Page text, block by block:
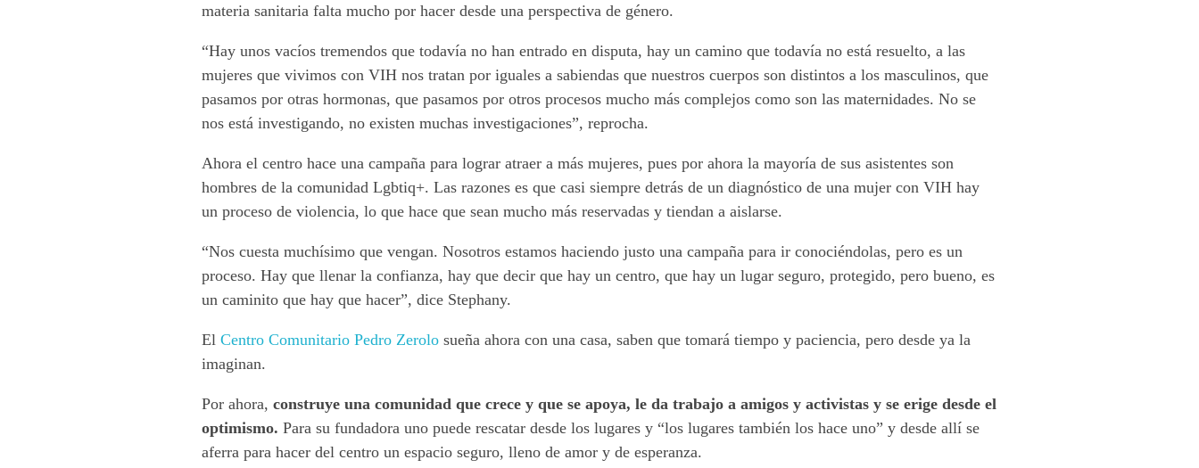
materia sanitaria falta mucho por hacer desde una perspectiva de género.
“Hay unos vacíos tremendos que todavía no han entrado en disputa, hay un camino que todavía no está resuelto, a las
mujeres que vivimos con VIH nos tratan por iguales a sabiendas que nuestros cuerpos son distintos a los masculinos, que
pasamos por otras hormonas, que pasamos por otros procesos mucho más complejos como son las maternidades. No se
nos está investigando, no existen muchas investigaciones”, reprocha.
Ahora el centro hace una campaña para lograr atraer a más mujeres, pues por ahora la mayoría de sus asistentes son
hombres de la comunidad Lgbtiq+. Las razones es que casi siempre detrás de un diagnóstico de una mujer con VIH hay
un proceso de violencia, lo que hace que sean mucho más reservadas y tiendan a aislarse.
“Nos cuesta muchísimo que vengan. Nosotros estamos haciendo justo una campaña para ir conociéndolas, pero es un
proceso. Hay que llenar la confianza, hay que decir que hay un centro, que hay un lugar seguro, protegido, pero bueno, es
un caminito que hay que hacer”, dice Stephany.
ElCentro Comunitario Pedro Zerolosueña ahora con una casa, saben que tomará tiempo y paciencia, pero desde ya la
imaginan.
Por ahora,construye una comunidad que crece y que se apoya, le da trabajo a amigos y activistas y se erige desde el
optimismo. Para su fundadora uno puede rescatar desde los lugares y “los lugares también los hace uno” y desde allí se
aferra para hacer del centro un espacio seguro, lleno de amor y de esperanza.